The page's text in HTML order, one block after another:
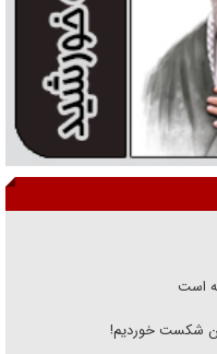
است
شکست خوردیم!